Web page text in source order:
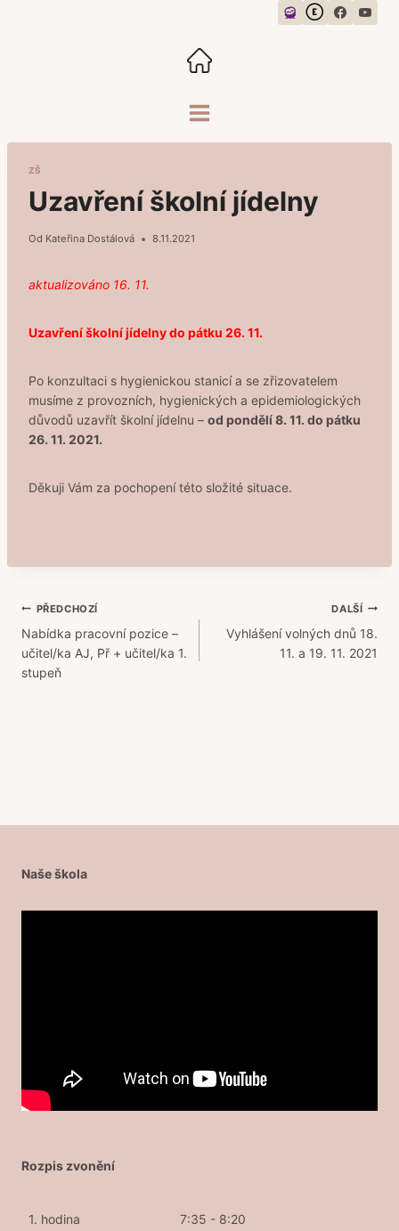
ZŠ
Uzavření školní jídelny
Od Kateřina Dostálová 8.11.2021
aktualizováno 16. 11.
Uzavření školní jídelny do pátku 26. 11.
Po konzultaci s hygienickou stanicí a se zřizovatelem
musíme z provozních, hygienických a epidemiologických
důvodů uzavřít školní jídelnu – od pondělí 8. 11. do pátku
26. 11. 2021.
Děkuji Vám za pochopení této složité situace.
Navigace
pro
příspěvek
PŘEDCHOZÍ
Nabídka pracovní pozice –
učitel/ka AJ, Př + učitel/ka 1.
stupeň
DALŠÍ
Vyhlášení volných dnů 18.
11. a 19. 11. 2021
Naše škola
Rozpis zvonění
1. hodina 7:35 - 8:20